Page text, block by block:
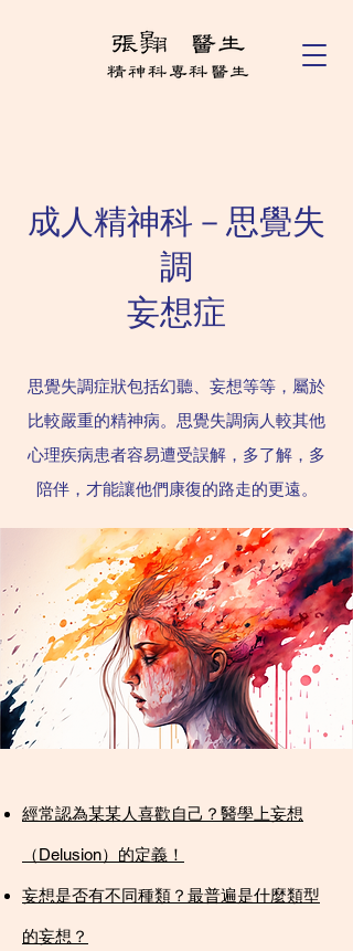
成人精神科－思覺失
調
妄想症
思覺失調症狀包括幻聽、妄想等等，屬於
比較嚴重的精神病。思覺失調病人較其他
心理疾病患者容易遭受誤解，多了解，多
陪伴，才能讓他們康復的路走的更遠。
經常認為某某人喜歡自己？醫學上妄想
（Delusion）的定義！​​
妄想是否有不同種類？最普遍是什麼類型
的妄想？​